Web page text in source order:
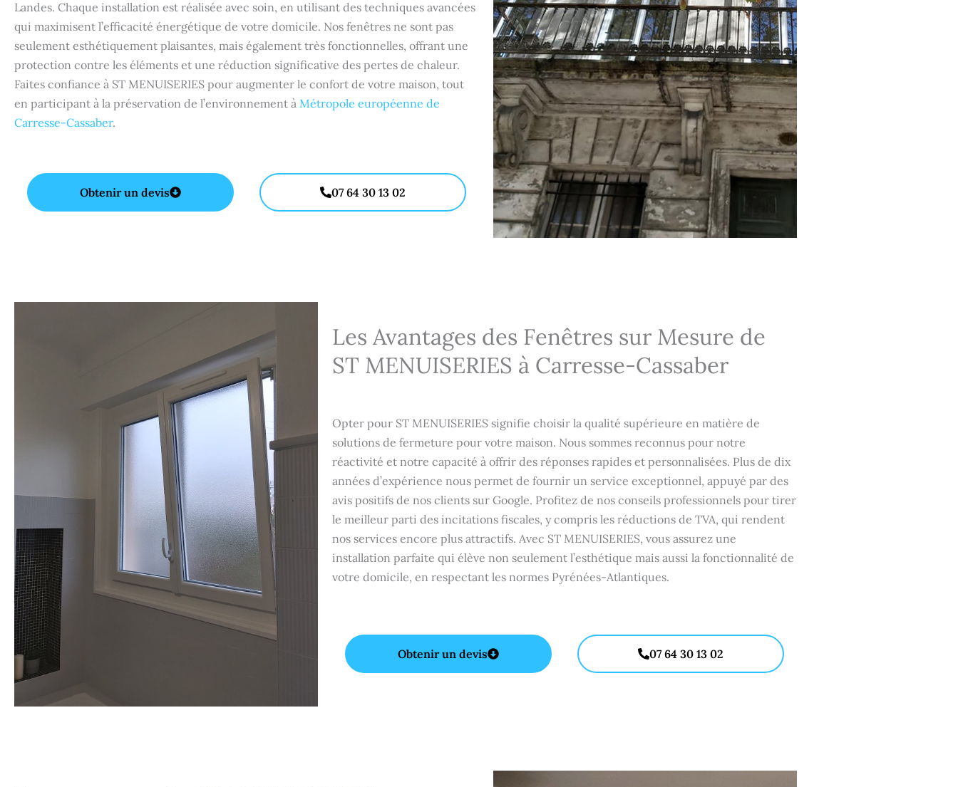
nous expliquer, toujours avec
bonne humeur, le travail
effectué. Je ne saurai que le
recommander tant le travail
et le rendu ont été
parfaitement réalisés.
Le matériel est français et de
qualité.
Landes. Chaque installation est réalisée avec soin, en utilisant des techniques avancées
qui maximisent l’efficacité énergétique de votre domicile. Nos fenêtres ne sont pas
seulement esthétiquement plaisantes, mais également très fonctionnelles, offrant une
protection contre les éléments et une réduction significative des pertes de chaleur.
Faites confiance à ST MENUISERIES pour augmenter le confort de votre maison, tout
en participant à la préservation de l’environnement à Métropole européenne de
Carresse-Cassaber.
Obtenir un devis 07 64 30 13 02
Les Avantages des Fenêtres sur Mesure de
ST MENUISERIES à Carresse-Cassaber
Opter pour ST MENUISERIES signifie choisir la qualité supérieure en matière de
solutions de fermeture pour votre maison. Nous sommes reconnus pour notre
réactivité et notre capacité à offrir des réponses rapides et personnalisées. Plus de dix
années d’expérience nous permet de fournir un service exceptionnel, appuyé par des
avis positifs de nos clients sur Google. Profitez de nos conseils professionnels pour tirer
le meilleur parti des incitations fiscales, y compris les réductions de TVA, qui rendent
nos services encore plus attractifs. Avec ST MENUISERIES, vous assurez une
installation parfaite qui élève non seulement l’esthétique mais aussi la fonctionnalité de
votre domicile, en respectant les normes Pyrénées-Atlantiques.
Obtenir un devis 07 64 30 13 02